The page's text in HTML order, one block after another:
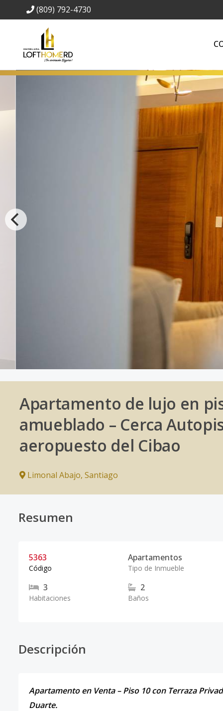
(809) 792-4730
Apartamento de lujo en
amueblado – Cerca
aeropuesto del Cibao
Limonal Abajo, Santiago
Resumen
5363
Código
Apartamentos
Tipo de Inmueble
3
Habitaciones
2
Baños
Descripción
Apartamento en Venta – Piso 10 con Terraza
Duarte.